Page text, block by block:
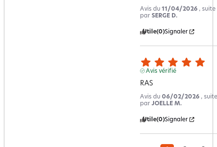
Avis du 11/04/2026 , suite
par SERGE D.
Utile(0)Signaler
Avis vérifié
RAS
Avis du 06/02/2026 ,
par JOELLE M.
Utile(0)Signaler